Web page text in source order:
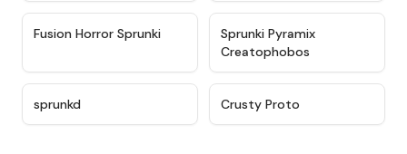
★
Fusion Horror Sprunki
Sprunki Pyramix
Creatophobos
sprunkd Crusty Proto